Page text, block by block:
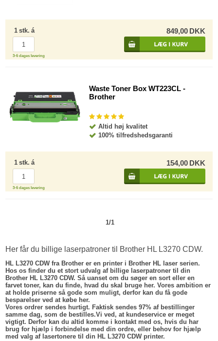
1 stk. á 849,00 DKK
3-6 dages levering
Waste Toner Box WT223CL -
Brother
Altid høj kvalitet
100% tilfredshedsgaranti
1 stk. á 154,00 DKK
3-6 dages levering
1/1
Her får du billige laserpatroner til Brother HL L3270 CDW.
HL L3270 CDW fra Brother er en printer i Brother HL laser serien.
Hos os finder du et stort udvalg af billige laserpatroner til din
Brother HL L3270 CDW. Så uanset om du søger en sort eller en
farvet toner, kan du finde, hvad du skal bruge her. Vores ambition er
at holde priserne så gode som muligt, derfor kan du få gode
besparelser ved at købe her.
Vores ordrer sendes hurtigt. Faktisk sendes 97% af bestillinger
samme dag, som de bestilles.Vi ved, at kundeservice er meget
vigtigt. Derfor kan du altid komme i kontakt med os, hvis du har
brug for hjælp i forbindelse med din ordre, eller behov for hjælp
med valg af lasertonere til din HL L3270 CDW printer.